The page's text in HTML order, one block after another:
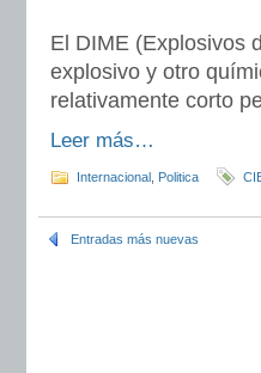
El DIME (Explosivos
explosivo y otro
relativamente corto
Leer más…
Internacional Politica
Entradas más nuevas